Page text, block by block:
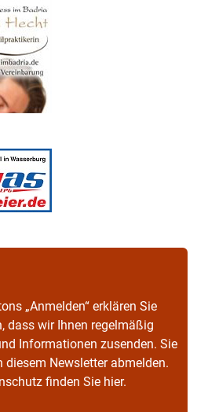
„Anmelden“ erklären Sie
dass wir Ihnen regelmäßig
Informationen zusenden. Sie
diesem Newsletter abmelden.
finden Sie hier.